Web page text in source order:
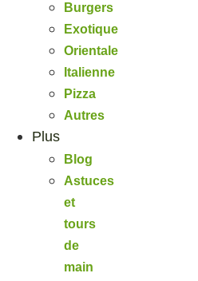
Burgers
Exotique
Orientale
Italienne
Pizza
Autres
Plus
Blog
Astuces
et
tours
de
main